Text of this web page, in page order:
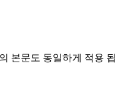
본문도 동일하게 적용 됩